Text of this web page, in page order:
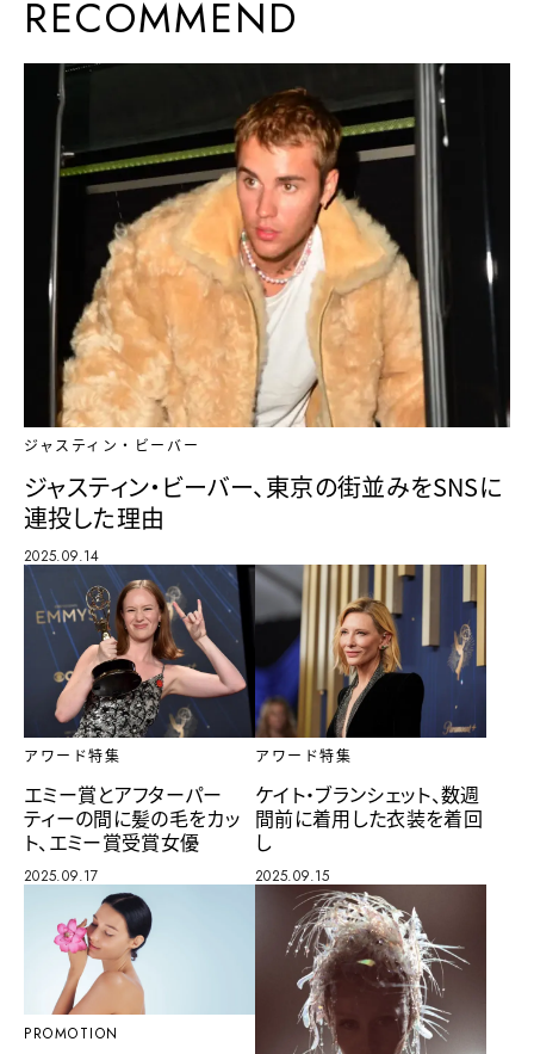
RECOMMEND
ジャスティン・ビーバー
ジャスティン・ビーバー、東京の街並みをSNSに
連投した理由
2025.09.14
アワード特集
エミー賞とアフターパー
ティーの間に髪の毛をカッ
ト、エミー賞受賞女優
2025.09.17
アワード特集
ケイト・ブランシェット、数週
間前に着用した衣装を着回
し
2025.09.15
PROMOTION